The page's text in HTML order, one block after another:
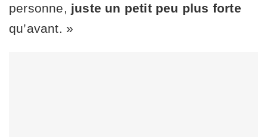
personne,
juste un petit peu plus forte
qu’avant. »